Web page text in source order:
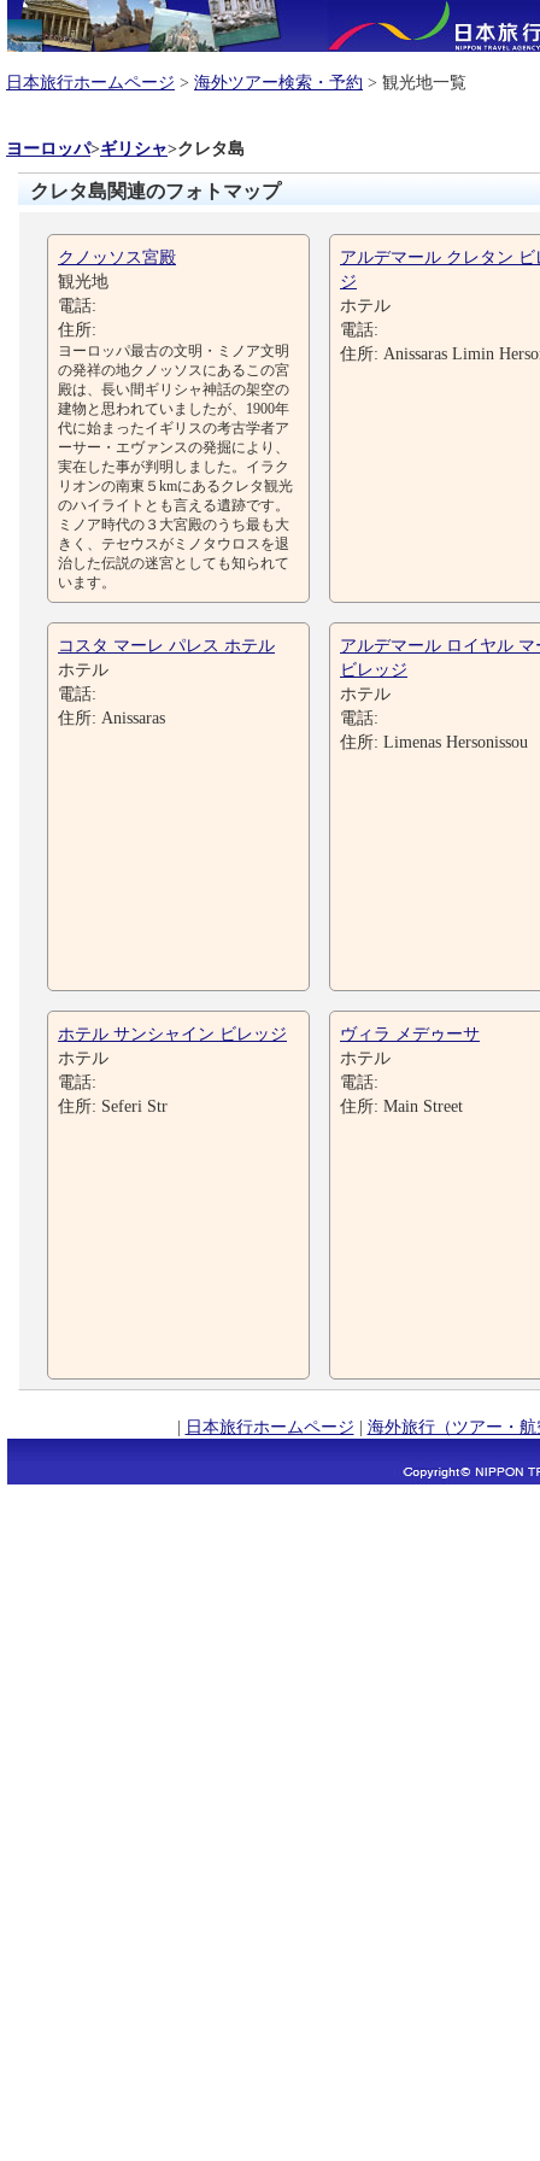
日本旅行ホームページ > 海外ツアー検索・予約 > 観光地一覧
ヨーロッパ>ギリシャ>クレタ島
クレタ島関連のフォトマップ
クノッソス宮殿
観光地
電話:
住所:
ヨーロッパ最古の文明・ミノア文明
の発祥の地クノッソスにあるこの宮
殿は、長い間ギリシャ神話の架空の
建物と思われていましたが、1900年
代に始まったイギリスの考古学者ア
ーサー・エヴァンスの発掘により、
実在した事が判明しました。イラク
リオンの南東５kmにあるクレタ観光
のハイライトとも言える遺跡です。
ミノア時代の３大宮殿のうち最も大
きく、テセウスがミノタウロスを退
治した伝説の迷宮としても知られて
います。
アルデマール クレタン ビ
ジ
ホテル
電話:
住所: Anissaras Limin
コスタ マーレ パレス ホテル
ホテル
電話:
住所: Anissaras
アルデマール ロイヤル マ
ビレッジ
ホテル
電話:
住所: Limenas Hersonissou
ホテル サンシャイン ビレッジ
ホテル
電話:
住所: Seferi Str
ヴィラ メデゥーサ
ホテル
電話:
住所: Main Street
| 日本旅行ホームページ | 海外旅行（ツアー・航